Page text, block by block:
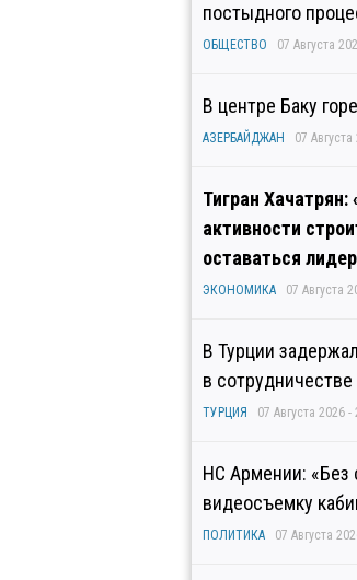
постыдного
ОБЩЕСТВО 07 Августа
В центре Баку
АЗЕРБАЙДЖАН 07 Августа
Тигран
активности
оставаться
ЭКОНОМИКА 07 Августа
В Турции
в
ТУРЦИЯ 07 Августа 2026 -
НС Армении: «Без
видеосъемку
ПОЛИТИКА 07 Августа